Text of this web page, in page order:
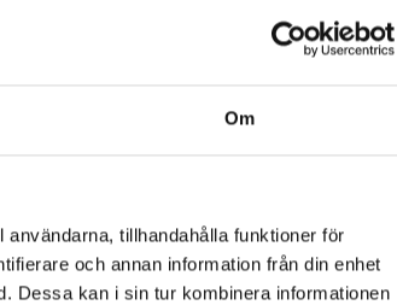
Om
tillhandahålla funktioner för
och annan information från din enhet
Dessa kan i sin tur kombinera informationen
njutning i alla
väder